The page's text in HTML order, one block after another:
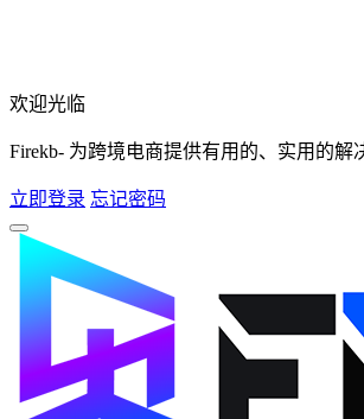
欢迎光临
Firekb- 为跨境电商提供有用的、实用的解
立即登录 忘记密码